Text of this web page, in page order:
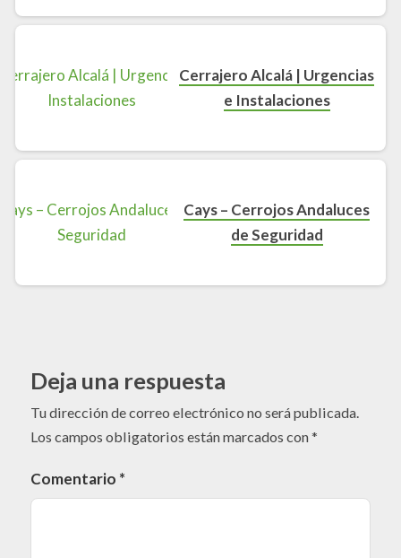
Cerrajero Alcalá | Urgencias
e Instalaciones
Cays – Cerrojos Andaluces
de Seguridad
Deja una respuesta
Tu dirección de correo electrónico no será publicada.
Los campos obligatorios están marcados con*
Comentario *